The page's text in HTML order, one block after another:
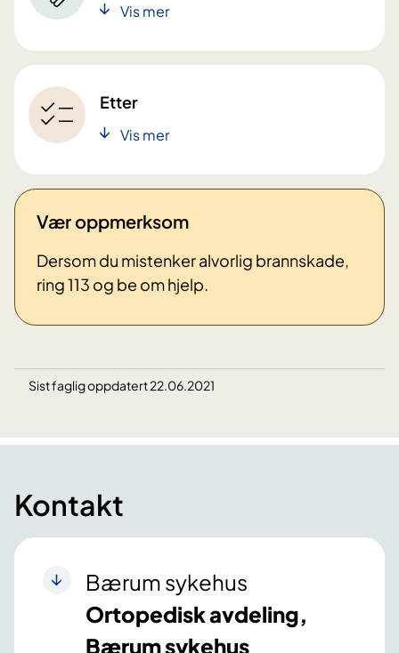
Vis mer
Etter
Vis mer
Vær oppmerksom
Dersom du mistenker alvorlig brannskade,
ring 113 og be om hjelp.
Sist faglig oppdatert 22.06.2021
Kontakt
Bærum sykehus
Ortopedisk avdeling,
Bærum sykehus